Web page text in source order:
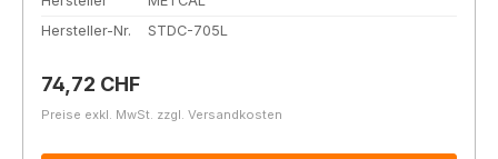
Hersteller-Nr.
STDC-705L
Regulärer Preis:
74,72 CHF
Preise exkl. MwSt. zzgl. Versandkosten